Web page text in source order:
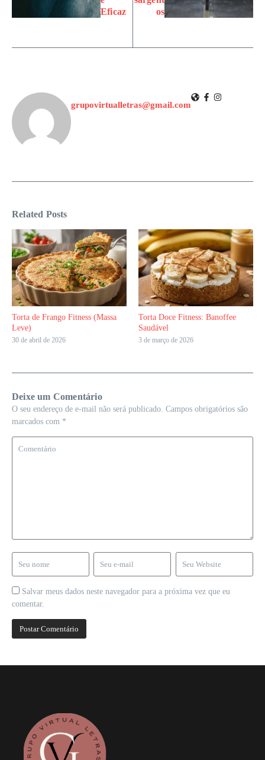
Eficaz
os
grupovirtualletras@gmail.com
Related Posts
Torta de Frango Fitness (Massa
Leve)
30 de abril de 2026
Torta Doce Fitness: Banoffee
Saudável
3 de março de 2026
Deixe um Comentário
O seu endereço de e-mail não será publicado. Campos obrigatórios são
marcados com *
Salvar meus dados neste navegador para a próxima vez que eu
comentar.